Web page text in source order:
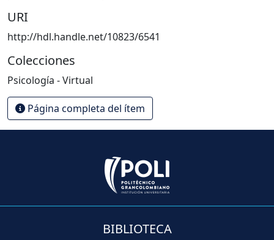
URI
http://hdl.handle.net/10823/6541
Colecciones
Psicología - Virtual
Página completa del ítem
BIBLIOTECA